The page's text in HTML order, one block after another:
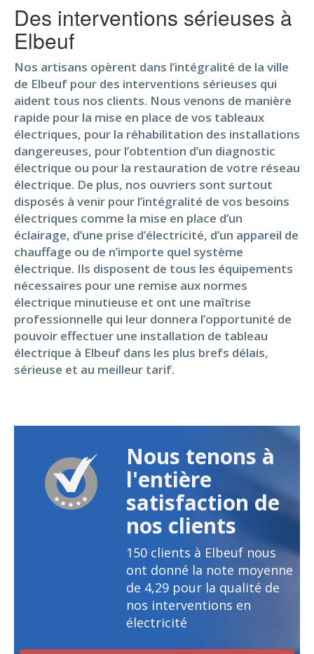
Des interventions sérieuses à
Elbeuf
Nos artisans opèrent dans l’intégralité de la ville
de Elbeuf pour des interventions sérieuses qui
aident tous nos clients. Nous venons de manière
rapide pour la mise en place de vos tableaux
électriques, pour la réhabilitation des installations
dangereuses, pour l’obtention d’un diagnostic
électrique ou pour la restauration de votre réseau
électrique. De plus, nos ouvriers sont surtout
disposés à venir pour l’intégralité de vos besoins
électriques comme la mise en place d’un
éclairage, d’une prise d’électricité, d’un appareil de
chauffage ou de n’importe quel système
électrique. Ils disposent de tous les équipements
nécessaires pour une remise aux normes
électrique minutieuse et ont une maîtrise
professionnelle qui leur donnera l’opportunité de
pouvoir effectuer une installation de tableau
électrique à Elbeuf dans les plus brefs délais,
sérieuse et au meilleur tarif.
Nous tenons à
l'entière
satisfaction de
nos clients
150 clients à Elbeuf nous
ont donné la note moyenne
de 4,29 pour la qualité de
nos interventions en
électricité